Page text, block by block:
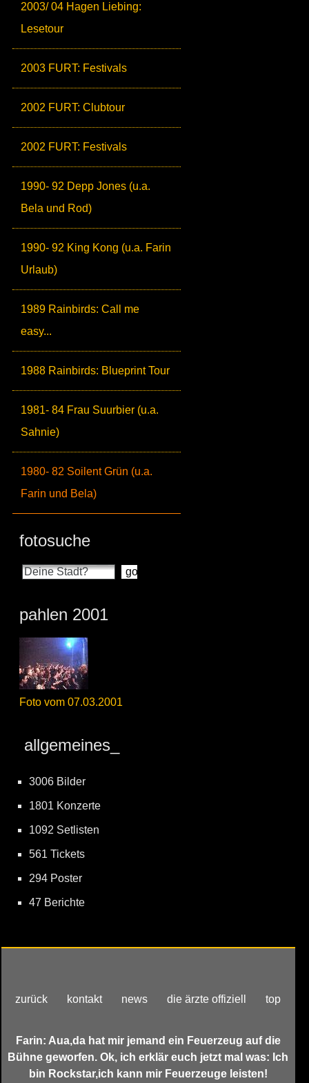
2003/ 04 Hagen Liebing:
Lesetour
2003 FURT: Festivals
2002 FURT: Clubtour
2002 FURT: Festivals
1990- 92 Depp Jones (u.a.
Bela und Rod)
1990- 92 King Kong (u.a. Farin
Urlaub)
1989 Rainbirds: Call me
easy...
1988 Rainbirds: Blueprint Tour
1981- 84 Frau Suurbier (u.a.
Sahnie)
1980- 82 Soilent Grün (u.a.
Farin und Bela)
fotosuche
pahlen 2001
Foto vom 07.03.2001
allgemeines_
3006 Bilder
1801 Konzerte
1092 Setlisten
561 Tickets
294 Poster
47 Berichte
zurück kontakt news die ärzte offiziell top
Farin: Aua,da hat mir jemand ein Feuerzeug auf die
Bühne geworfen. Ok, ich erklär euch jetzt mal was: Ich
bin Rockstar,ich kann mir Feuerzeuge leisten!